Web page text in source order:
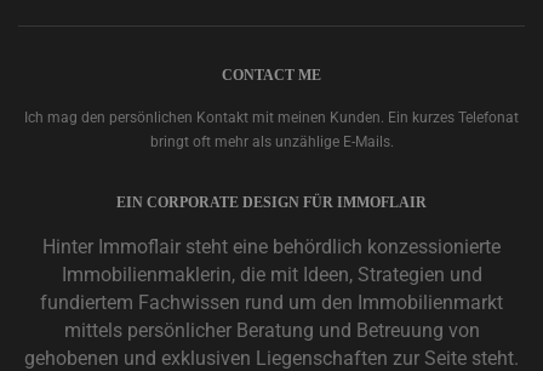
CONTACT ME
Ich mag den persönlichen Kontakt mit meinen Kunden. Ein kurzes Telefonat
bringt oft mehr als unzählige E-Mails.
EIN CORPORATE DESIGN FÜR IMMOFLAIR
Hinter Immoflair steht eine behördlich konzessionierte
Immobilienmaklerin, die mit Ideen, Strategien und
fundiertem Fachwissen rund um den Immobilienmarkt
mittels persönlicher Beratung und Betreuung von
gehobenen und exklusiven Liegenschaften zur Seite steht.